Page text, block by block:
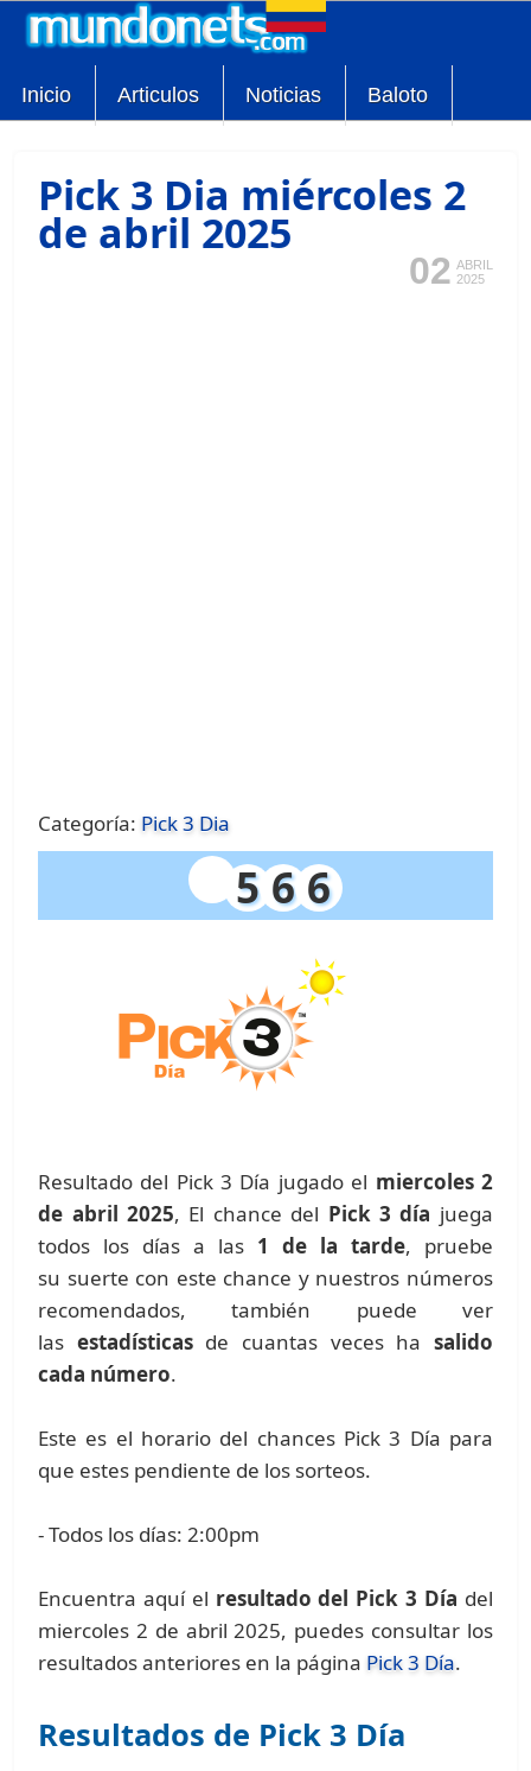
Inicio Articulos Noticias Baloto
Pick 3 Dia miércoles 2
de abril 2025
02 ABRIL
2025
Categoría: Pick 3 Dia
5 6 6
Resultado del Pick 3 Día jugado el miercoles 2
de abril 2025, El chance del Pick 3 día juega
todos los días a las 1 de la tarde, pruebe
su suerte con este chance y nuestros números
recomendados, también puede ver
las estadísticasde cuantas veces ha salido
cada número.
Este es el horario del chances Pick 3 Día para
que estes pendiente de los sorteos.
- Todos los días: 2:00pm
Encuentra aquí el resultado del Pick 3 Día del
miercoles 2 de abril 2025, puedes consultar los
resultados anteriores en la página Pick 3 Día.
Resultados de Pick 3 Día